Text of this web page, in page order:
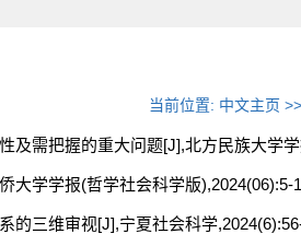
当前位置: 中文主页
及需把握的重大问题[J],北方民族大学
大学学报(哲学社会科学版),2024(06):5-
的三维审视[J],宁夏社会科学